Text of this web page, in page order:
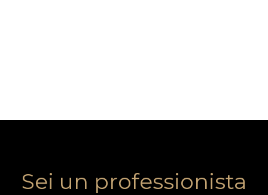
Sei un professionista